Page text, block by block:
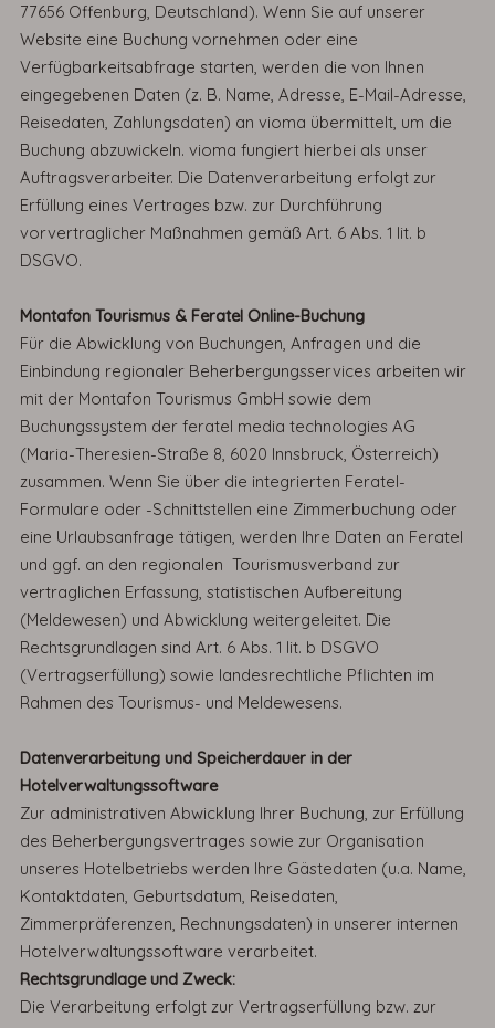
77656 Offenburg, Deutschland). Wenn Sie auf unserer
Website eine Buchung vornehmen oder eine
Verfügbarkeitsabfrage starten, werden die von Ihnen
eingegebenen Daten (z. B. Name, Adresse, E-Mail-Adresse,
Reisedaten, Zahlungsdaten) an vioma übermittelt, um die
Buchung abzuwickeln. vioma fungiert hierbei als unser
Auftragsverarbeiter. Die Datenverarbeitung erfolgt zur
Erfüllung eines Vertrages bzw. zur Durchführung
vorvertraglicher Maßnahmen gemäß Art. 6 Abs. 1 lit. b
DSGVO.
Montafon Tourismus & Feratel Online-Buchung
Für die Abwicklung von Buchungen, Anfragen und die
Einbindung regionaler Beherbergungsservices arbeiten wir
mit der Montafon Tourismus GmbH sowie dem
Buchungssystem der feratel media technologies AG
(Maria-Theresien-Straße 8, 6020 Innsbruck, Österreich)
zusammen. Wenn Sie über die integrierten Feratel-
Formulare oder -Schnittstellen eine Zimmerbuchung oder
eine Urlaubsanfrage tätigen, werden Ihre Daten an Feratel
und ggf. an den regionalen Tourismusverband zur
vertraglichen Erfassung, statistischen Aufbereitung
(Meldewesen) und Abwicklung weitergeleitet. Die
Rechtsgrundlagen sind Art. 6 Abs. 1 lit. b DSGVO
(Vertragserfüllung) sowie landesrechtliche Pflichten im
Rahmen des Tourismus- und Meldewesens.
Datenverarbeitung und Speicherdauer in der
Hotelverwaltungssoftware
Zur administrativen Abwicklung Ihrer Buchung, zur Erfüllung
des Beherbergungsvertrages sowie zur Organisation
unseres Hotelbetriebs werden Ihre Gästedaten (u.a. Name,
Kontaktdaten, Geburtsdatum, Reisedaten,
Zimmerpräferenzen, Rechnungsdaten) in unserer internen
Hotelverwaltungssoftware verarbeitet.
Rechtsgrundlage und Zweck:
Die Verarbeitung erfolgt zur Vertragserfüllung bzw. zur